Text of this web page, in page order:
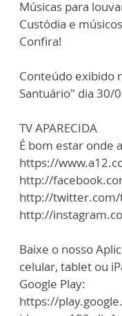
Músicas para
Custódia e
Confira!
Conteúdo exibido
Santuário" dia 30/
TV APARECIDA
É bom estar onde
https://
http://
http://twitter.com/
http://
Baixe o nosso
celular, tablet ou
Google Play:
https://